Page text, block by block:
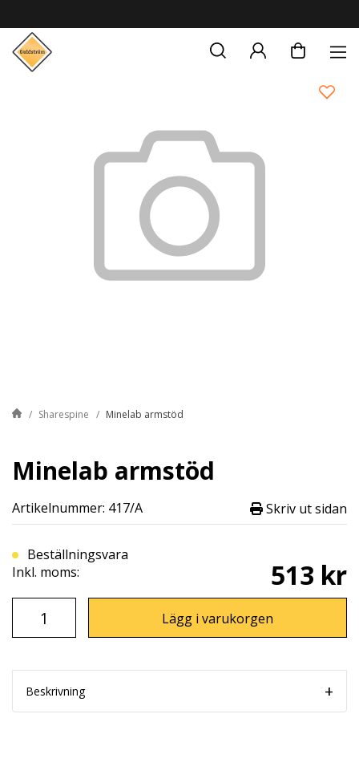
Sharespine Minelab armstöd
Minelab armstöd
Artikelnummer: 417/A Skriv ut sidan
Beställningsvara
Inkl. moms:
513 kr
Lägg i varukorgen
Beskrivning